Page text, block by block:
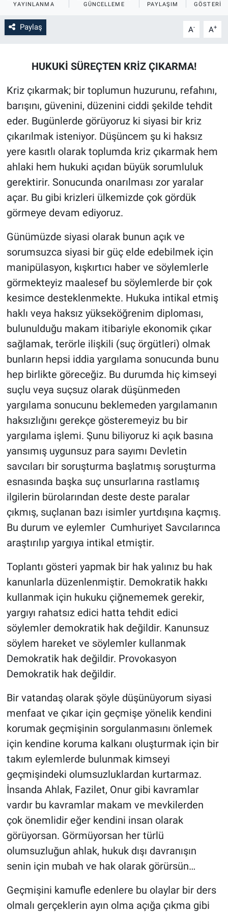
YAYINLANMA GÜNCELLEME PAYLAŞIM GÖSTERIM
Paylaş A- A+
HUKUKİ SÜREÇTEN KRİZ ÇIKARMA!
Kriz çıkarmak; bir toplumun huzurunu, refahını,
barışını, güvenini, düzenini ciddi şekilde tehdit
eder. Bugünlerde görüyoruz ki siyasi bir kriz
çıkarılmak isteniyor. Düşüncem şu ki haksız
yere kasıtlı olarak toplumda kriz çıkarmak hem
ahlaki hem hukuki açıdan büyük sorumluluk
gerektirir. Sonucunda onarılması zor yaralar
açar. Bu gibi krizleri ülkemizde çok gördük
görmeye devam ediyoruz.
Günümüzde siyasi olarak bunun açık ve
sorumsuzca siyasi bir güç elde edebilmek için
manipülasyon, kışkırtıcı haber ve söylemlerle
görmekteyiz maalesef bu söylemlerde bir çok
kesimce desteklenmekte. Hukuka intikal etmiş
haklı veya haksız yükseköğrenim diploması,
bulunulduğu makam itibariyle ekonomik çıkar
sağlamak, terörle ilişkili (suç örgütleri) olmak
bunların hepsi iddia yargılama sonucunda bunu
hep birlikte göreceğiz. Bu durumda hiç kimseyi
suçlu veya suçsuz olarak düşünmeden
yargılama sonucunu beklemeden yargılamanın
haksızlığını gerekçe gösteremeyiz bu bir
yargılama işlemi. Şunu biliyoruz ki açık basına
yansımış uygunsuz para sayımı Devletin
savcıları bir soruşturma başlatmış soruşturma
esnasında başka suç unsurlarına rastlamış
ilgilerin bürolarından deste deste paralar
çıkmış, suçlanan bazı isimler yurtdışına kaçmış.
Bu durum ve eylemler Cumhuriyet Savcılarınca
araştırılıp yargıya intikal etmiştir.
Toplantı gösteri yapmak bir hak yalınız bu hak
kanunlarla düzenlenmiştir. Demokratik hakkı
kullanmak için hukuku çiğnememek gerekir,
yargıyı rahatsız edici hatta tehdit edici
söylemler demokratik hak değildir. Kanunsuz
söylem hareket ve söylemler kullanmak
Demokratik hak değildir. Provokasyon
Demokratik hak değildir.
Bir vatandaş olarak şöyle düşünüyorum siyasi
menfaat ve çıkar için geçmişe yönelik kendini
korumak geçmişinin sorgulanmasını önlemek
için kendine koruma kalkanı oluşturmak için bir
takım eylemlerde bulunmak kimseyi
geçmişindeki olumsuzluklardan kurtarmaz.
İnsanda Ahlak, Fazilet, Onur gibi kavramlar
vardır bu kavramlar makam ve mevkilerden
çok önemlidir eğer kendini insan olarak
görüyorsan. Görmüyorsan her türlü
olumsuzluğun ahlak, hukuk dışı davranışın
senin için mubah ve hak olarak görürsün…
Geçmişini kamufle edenlere bu olaylar bir ders
olmalı gerçeklerin ayın olma açığa çıkma gibi
Sağlık
Genel
Asayiş
İlan - Duyuru- Mesaj
Sizden Gelenler
Yaşam
Sağlık
Eğitim
3.Sayfa
Bilim-Tek
Teknoloji
Röportaj
Kayseri
Niğde
Aksaray
Kırşehir
Yerel
Genel
Asayiş
Kültür - Sanat
Politika
Magazin
Çevre
Haberde İnsan
İlan - Duyuru- Mesaj
Sizden Gelenler